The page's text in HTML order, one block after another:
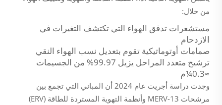
من خلال:
مستشعرات تدفق الهواء التي تكتشف التغيرات في
الازدحام
صمامات أوتوماتيكية تقوم بتعديل نسب الهواء النقي
ترشيح متعدد المراحل يزيل 99.97% من الجسيمات
≈0.3¼م
وجدت دراسة أجريت عام 2024 أن المباني التي تجمع بين
مرشحات MERV-13 وأنظمة التهوية المستردة للطاقة (ERV)